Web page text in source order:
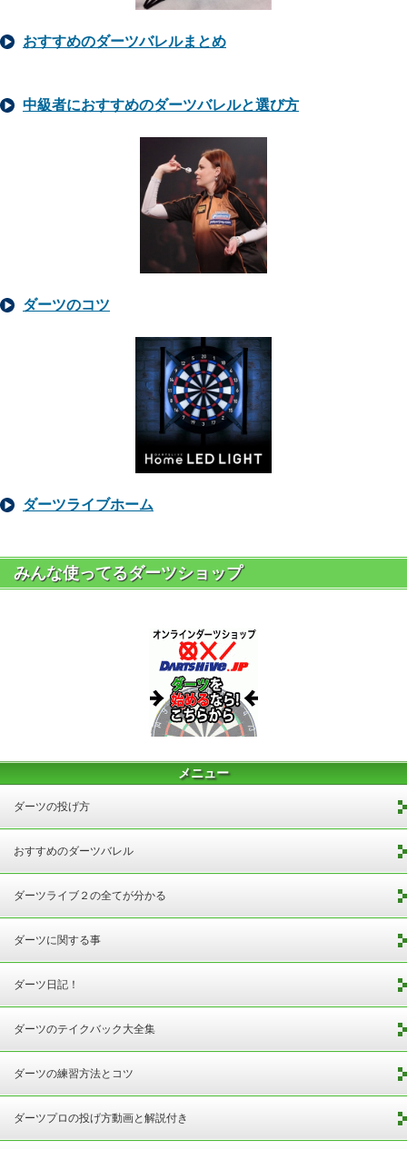
おすすめのダーツバレルまとめ
中級者におすすめのダーツバレルと選び方
ダーツのコツ
ダーツライブホーム
みんな使ってるダーツショップ
メニュー
ダーツの投げ方
おすすめのダーツバレル
ダーツライブ２の全てが分かる
ダーツに関する事
ダーツ日記！
ダーツのテイクバック大全集
ダーツの練習方法とコツ
ダーツプロの投げ方動画と解説付き